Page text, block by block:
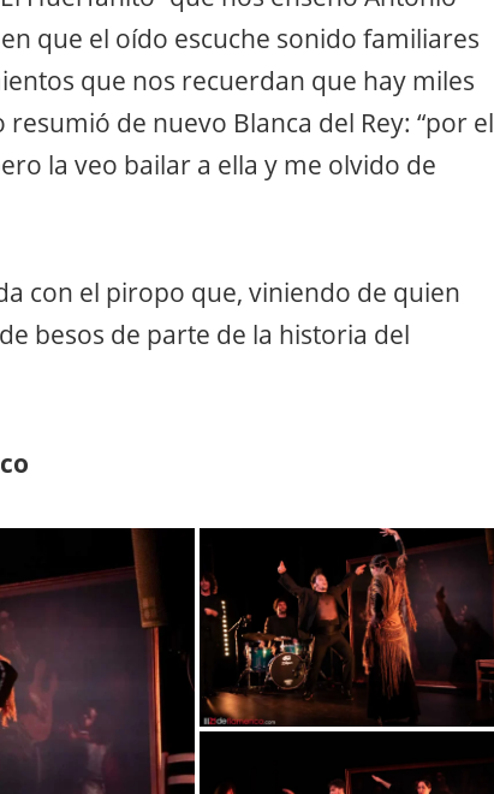
que el oído escuche sonido familiares
que nos recuerdan que hay miles
de nuevo Blanca del Rey: “por el
la veo bailar a ella y me olvido de
con el piropo que, viniendo de quien
besos de parte de la historia del